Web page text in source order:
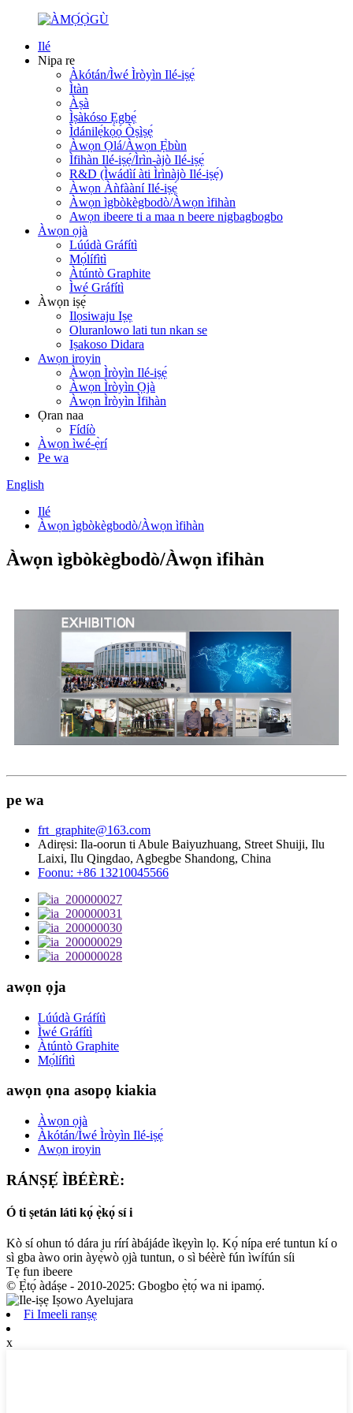
Ilé
Nipa re
Àkótán/Ìwé Ìròyìn Ilé-iṣẹ́
Ìtàn
Àṣà
Ìṣàkóso Ẹgbẹ́
Ìdánilẹ́kọ̀ọ́ Òṣìṣẹ́
Àwọn Ọlá/Àwọn Ẹ̀bùn
Ìfihàn Ilé-iṣẹ́/Ìrìn-àjò Ilé-iṣẹ́
R&D (Ìwádìí àti Ìrìnàjò Ilé-iṣẹ́)
Àwọn Àǹfààní Ilé-iṣẹ́
Àwọn ìgbòkègbodò/Àwọn ìfihàn
Awọn ibeere ti a maa n beere nigbagbogbo
Àwọn ọjà
Lúúdà Gráfítì
Mọ́lífìtì
Àtúntò Graphite
Ìwé Gráfítì
Àwọn iṣẹ́
Ilọsiwaju Iṣẹ
Oluranlowo lati tun nkan se
Iṣakoso Didara
Awọn iroyin
Àwọn Ìròyìn Ilé-iṣẹ́
Àwọn Ìròyìn Ọjà
Àwọn Ìròyìn Ìfihàn
Ọran naa
Fídíò
Àwọn ìwé-ẹ̀rí
Pe wa
English
Ilé
Àwọn ìgbòkègbodò/Àwọn ìfihàn
Àwọn ìgbòkègbodò/Àwọn ìfihàn
pe wa
frt_graphite@163.com
Adirẹsi: Ila-oorun ti Abule Baiyuzhuang, Street Shuiji, Ilu
Laixi, Ilu Qingdao, Agbegbe Shandong, China
Foonu: +86 13210045566
awọn ọja
Lúúdà Gráfítì
Ìwé Gráfítì
Àtúntò Graphite
Mọ́lífìtì
awọn ọna asopọ kiakia
Àwọn ọjà
Àkótán/Ìwé Ìròyìn Ilé-iṣẹ́
Awọn iroyin
RÁNṢẸ́ ÌBÉÈRÈ:
Ó ti ṣetán láti kọ́ ẹ̀kọ́ sí i
Kò sí ohun tó dára ju rírí àbájáde ìkẹyìn lọ. Kọ́ nípa eré tuntun kí o
sì gba àwo orin àyẹ̀wò ọjà tuntun, o sì béèrè fún ìwífún síi
Tẹ fun ibeere
© Ẹ̀tọ́ àdáṣe - 2010-2025: Gbogbo ẹ̀tọ́ wa ni ipamọ́.
Fi Imeeli ranṣẹ
x